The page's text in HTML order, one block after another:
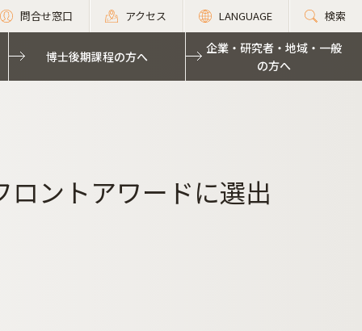
問合せ窓口 アクセス LANGUAGE 検索
博士後期課程の方へ
企業・研究者・地域・一般
の方へ
ントアワードに選出